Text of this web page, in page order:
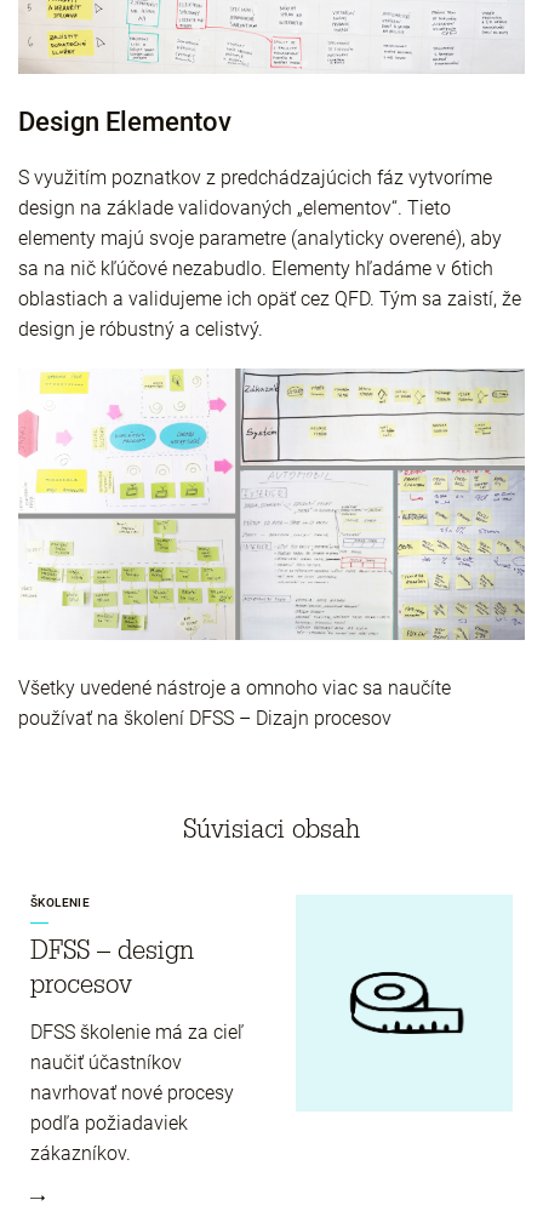
Design Elementov
S využitím poznatkov z predchádzajúcich fáz vytvoríme
design na základe validovaných „elementov“. Tieto
elementy majú svoje parametre (analyticky overené), aby
sa na nič kľúčové nezabudlo. Elementy hľadáme v 6tich
oblastiach a validujeme ich opäť cez QFD. Tým sa zaistí, že
design je róbustný a celistvý.
Všetky uvedené nástroje a omnoho viac sa naučíte
používať na školení DFSS – Dizajn procesov
Súvisiaci obsah
ŠKOLENIE
DFSS – design
procesov
DFSS školenie má za cieľ
naučiť účastníkov
navrhovať nové procesy
podľa požiadaviek
zákazníkov.